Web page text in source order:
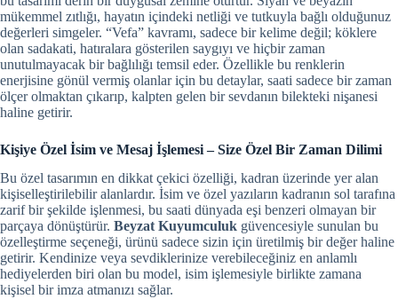
mükemmel zıtlığı, hayatın içindeki netliği ve tutkuyla bağlı olduğunuz
değerleri simgeler. “Vefa” kavramı, sadece bir kelime değil; köklere
olan sadakati, hatıralara gösterilen saygıyı ve hiçbir zaman
unutulmayacak bir bağlılığı temsil eder. Özellikle bu renklerin
enerjisine gönül vermiş olanlar için bu detaylar, saati sadece bir zaman
ölçer olmaktan çıkarıp, kalpten gelen bir sevdanın bilekteki nişanesi
haline getirir.
Kişiye Özel İsim ve Mesaj İşlemesi – Size Özel Bir Zaman Dilimi
Bu özel tasarımın en dikkat çekici özelliği, kadran üzerinde yer alan
kişiselleştirilebilir alanlardır. İsim ve özel yazıların kadranın sol tarafına
zarif bir şekilde işlenmesi, bu saati dünyada eşi benzeri olmayan bir
parçaya dönüştürür. Beyzat Kuyumculuk güvencesiyle sunulan bu
özelleştirme seçeneği, ürünü sadece sizin için üretilmiş bir değer haline
getirir. Kendinize veya sevdiklerinize verebileceğiniz en anlamlı
hediyelerden biri olan bu model, isim işlemesiyle birlikte zamana
kişisel bir imza atmanızı sağlar.